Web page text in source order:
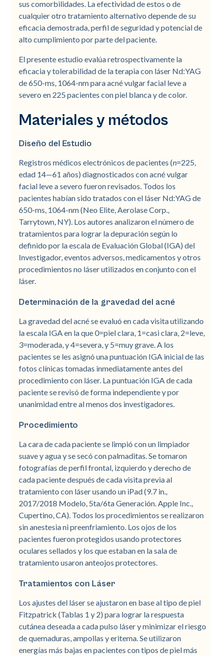
sus comorbilidades. La efectividad de estos o de
cualquier otro tratamiento alternativo depende de su
eficacia demostrada, perfil de seguridad y potencial de
alto cumplimiento por parte del paciente.
El presente estudio evalúa retrospectivamente la
eficacia y tolerabilidad de la terapia con láser Nd:YAG
de 650-ms, 1064-nm para acné vulgar facial leve a
severo en 225 pacientes con piel blanca y de color.
Materiales y métodos
Diseño del Estudio
Registros médicos electrónicos de pacientes (n=225,
edad 14—61 años) diagnosticados con acné vulgar
facial leve a severo fueron revisados. Todos los
pacientes habían sido tratados con el láser Nd:YAG de
650-ms, 1064-nm (Neo Elite, Aerolase Corp.,
Tarrytown, NY). Los autores analizaron el número de
tratamientos para lograr la depuración según lo
definido por la escala de Evaluación Global (IGA) del
Investigador, eventos adversos, medicamentos y otros
procedimientos no láser utilizados en conjunto con el
láser.
Determinación de la gravedad del acné
La gravedad del acné se evaluó en cada visita utilizando
la escala IGA en la que 0=piel clara, 1=casi clara, 2=leve,
3=moderada, y 4=severa, y 5=muy grave. A los
pacientes se les asignó una puntuación IGA inicial de las
fotos clínicas tomadas inmediatamente antes del
procedimiento con láser. La puntuación IGA de cada
paciente se revisó de forma independiente y por
unanimidad entre al menos dos investigadores.
Procedimiento
La cara de cada paciente se limpió con un limpiador
suave y agua y se secó con palmaditas. Se tomaron
fotografías de perfil frontal, izquierdo y derecho de
cada paciente después de cada visita previa al
tratamiento con láser usando un iPad (9.7 in.,
2017/2018 Modelo, 5ta/6ta Generación. Apple Inc.,
Cupertino, CA). Todos los procedimientos se realizaron
sin anestesia ni preenfriamiento. Los ojos de los
pacientes fueron protegidos usando protectores
oculares sellados y los que estaban en la sala de
tratamiento usaron anteojos protectores.
Tratamientos con Láser
Los ajustes del láser se ajustaron en base al tipo de piel
Fitzpatrick (Tablas 1 y 2) para lograr la respuesta
cutánea deseada a cada pulso láser y minimizar el riesgo
de quemaduras, ampollas y eritema. Se utilizaron
energías más bajas en pacientes con tipos de piel más